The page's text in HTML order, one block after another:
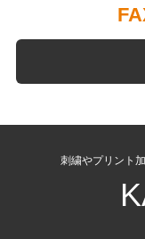
刺繍やプリント